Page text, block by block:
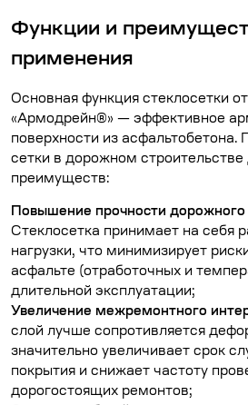
Функции и
применения
Основная функция стеклосетки
«Армодрейн®» — эффективное
поверхности из асфальтобетона.
сетки в дорожном
преимуществ:
Повышение прочности дорожного
Стеклосетка принимает на себя
нагрузки, что минимизирует
асфальте (отработочных и
длительной эксплуатации;
Увеличение межремонтного
слой лучше сопротивляется
значительно увеличивает срок
покрытия и снижает частоту
дорогостоящих ремонтов;